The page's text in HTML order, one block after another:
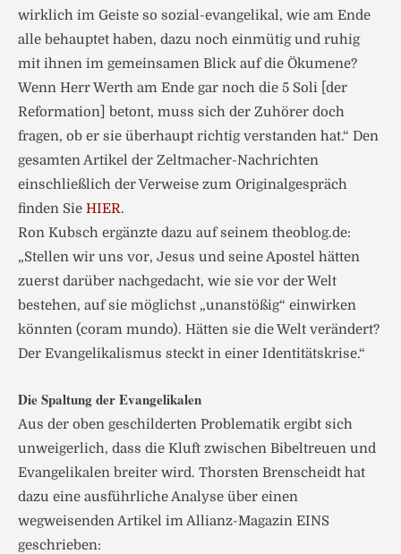
wirklich im Geiste so sozial-evangelikal, wie am Ende
alle behauptet haben, dazu noch einmütig und ruhig
mit ihnen im gemeinsamen Blick auf die Ökumene?
Wenn Herr Werth am Ende gar noch die 5 Soli [der
Reformation] betont, muss sich der Zuhörer doch
fragen, ob er sie überhaupt richtig verstanden hat.“ Den
gesamten Artikel der Zeltmacher-Nachrichten
einschließlich der Verweise zum Originalgespräch
finden Sie HIER.
Ron Kubsch ergänzte dazu auf seinem theoblog.de:
„Stellen wir uns vor, Jesus und seine Apostel hätten
zuerst darüber nachgedacht, wie sie vor der Welt
bestehen, auf sie möglichst „unanstößig“ einwirken
könnten (coram mundo). Hätten sie die Welt verändert?
Der Evangelikalismus steckt in einer Identitätskrise.“
Die Spaltung der Evangelikalen
Aus der oben geschilderten Problematik ergibt sich
unweigerlich, dass die Kluft zwischen Bibeltreuen und
Evangelikalen breiter wird. Thorsten Brenscheidt hat
dazu eine ausführliche Analyse über einen
wegweisenden Artikel im Allianz-Magazin EINS
geschrieben: